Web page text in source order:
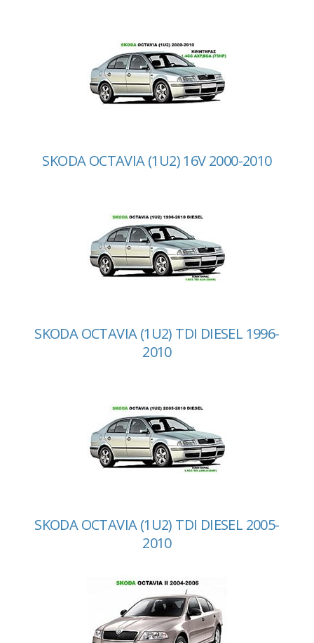
SKODA OCTAVIA (1U2) 16V 2000-2010
SKODA OCTAVIA (1U2) TDI DIESEL 1996-
2010
SKODA OCTAVIA (1U2) TDI DIESEL 2005-
2010